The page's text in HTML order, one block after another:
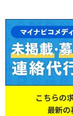
こちらの
最新の